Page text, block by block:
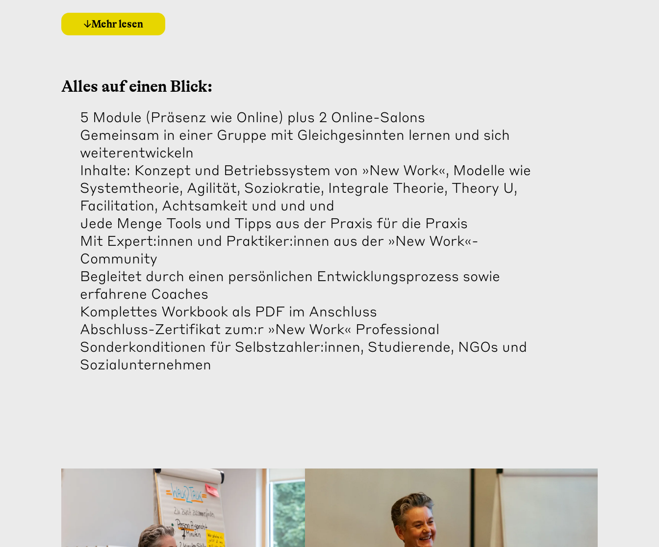
Mehr lesen
Alles auf einen Blick:
5 Module (Präsenz wie Online) plus 2 Online-Salons
Gemeinsam in einer Gruppe mit Gleichgesinnten lernen und sich
weiterentwickeln
Inhalte: Konzept und Betriebssystem von »New Work«, Modelle wie
Systemtheorie, Agilität, Soziokratie, Integrale Theorie, Theory U,
Facilitation, Achtsamkeit und und und
Jede Menge Tools und Tipps aus der Praxis für die Praxis
Mit Expert:innen und Praktiker:innen aus der »New Work«-
Community
Begleitet durch einen persönlichen Entwicklungsprozess sowie
erfahrene Coaches
Komplettes Workbook als PDF im Anschluss
Abschluss-Zertifikat zum:r »New Work« Professional
Sonderkonditionen für Selbstzahler:innen, Studierende, NGOs und
Sozialunternehmen